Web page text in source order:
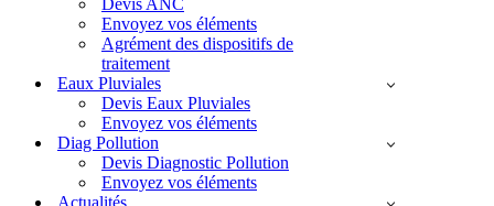
Devis ANC
Envoyez vos éléments
Agrément des dispositifs de
traitement
Eaux Pluviales
Devis Eaux Pluviales
Envoyez vos éléments
Diag Pollution
Devis Diagnostic Pollution
Envoyez vos éléments
Actualités